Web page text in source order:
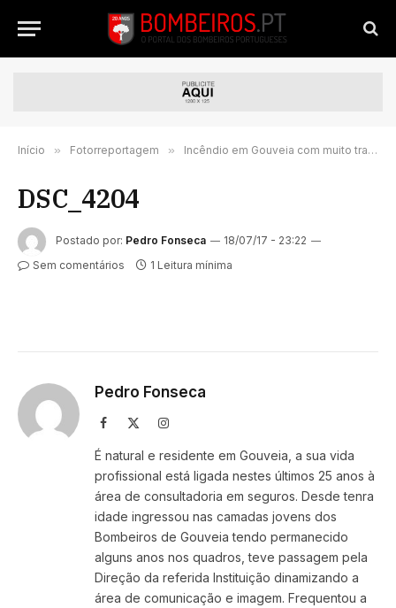
Início » Fotorreportagem » Incêndio em Gouveia com muito trabalho pela madrugada para os bombeiros | FOTORREPORTAGEM
DSC_4204
Postado por: Pedro Fonseca
18/07/17 - 23:22
Sem comentários
1 Leitura mínima
Pedro Fonseca
Facebook Instagram
É natural e residente em Gouveia, a sua vida
profissional está ligada nestes últimos 25 anos à
área de consultadoria em seguros. Desde tenra
idade ingressou nas camadas jovens dos
Bombeiros de Gouveia tendo permanecido
alguns anos nos quadros, teve passagem pela
Direção da referida Instituição dinamizando a
área de comunicação e imagem. Frequentou a